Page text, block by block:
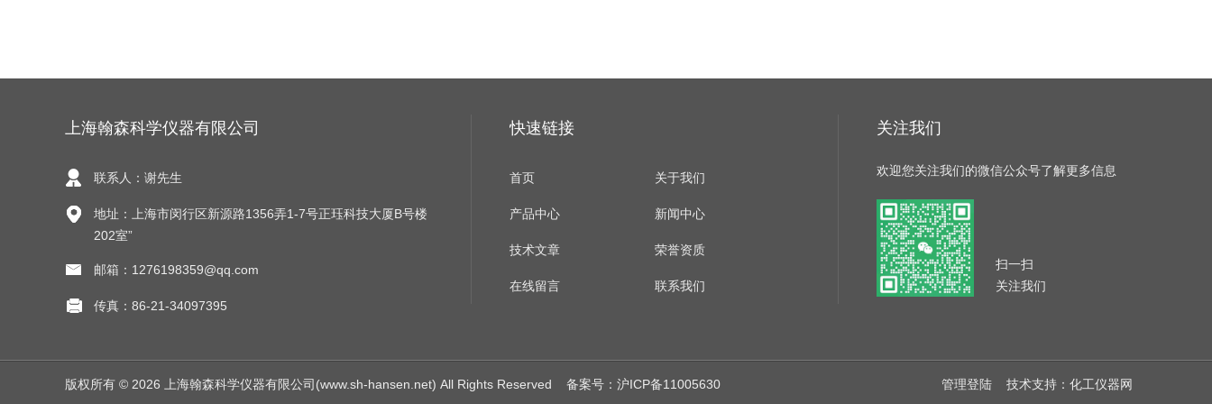
上海翰森科学仪器有限公司
联系人：谢先生
地址：上海市闵行区新源路1356弄1-7号正珏科技大厦B号楼
202室”
邮箱：1276198359@qq.com
传真：86-21-34097395
快速链接
首页 关于我们
产品中心 新闻中心
技术文章 荣誉资质
在线留言 联系我们
关注我们
欢迎您关注我们的微信公众号了解更多信息
扫一扫
关注我们
版权所有 © 2026 上海翰森科学仪器有限公司(www.sh-hansen.net) All Rights Reserved 备案号：沪ICP备11005630 管理登陆 技术支持： 化工仪器网